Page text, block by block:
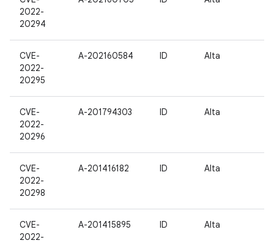
2022-
20294
CVE-
2022-
20295
A-202160584 ID Alta
CVE-
2022-
20296
A-201794303 ID Alta
CVE-
2022-
20298
A-201416182 ID Alta
CVE-
2022-
A-201415895 ID Alta